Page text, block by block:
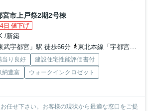
宮市上戸祭2期2号棟
日 値下げ
/新築
武宇都宮」駅 徒歩66分
東北本線「宇都宮」駅 徒歩84分
当り良好
建設住宅性能評価書付
納豊富
ウォークインクロゼット
任せ下さい。お客様の現状から最適な窓口をご提